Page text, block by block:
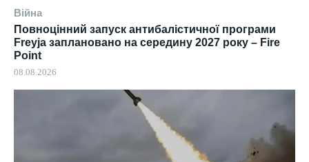
Війна
Повноцінний запуск антибалістичної програми
Freyja заплановано на середину 2027 року – Fire
Point
08.08.2026